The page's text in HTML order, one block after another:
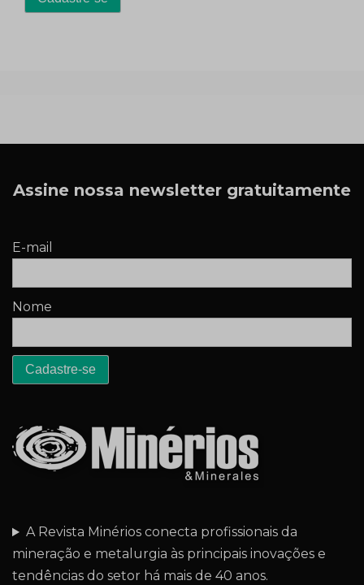
Assine nossa newsletter gratuitamente
E-mail
Nome
A Revista Minérios conecta profissionais da
mineração e metalurgia às principais inovações e
tendências do setor há mais de 40 anos.